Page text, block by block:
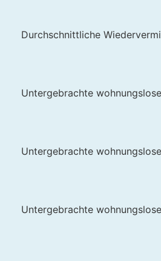
Durchschnittliche
Untergebrachte
Untergebrachte
Untergebrachte